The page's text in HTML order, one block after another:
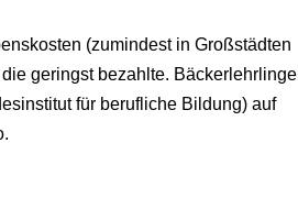
(zumindest in Großstädten
geringst bezahlte. Bäckerlehrlinge
für berufliche Bildung) auf